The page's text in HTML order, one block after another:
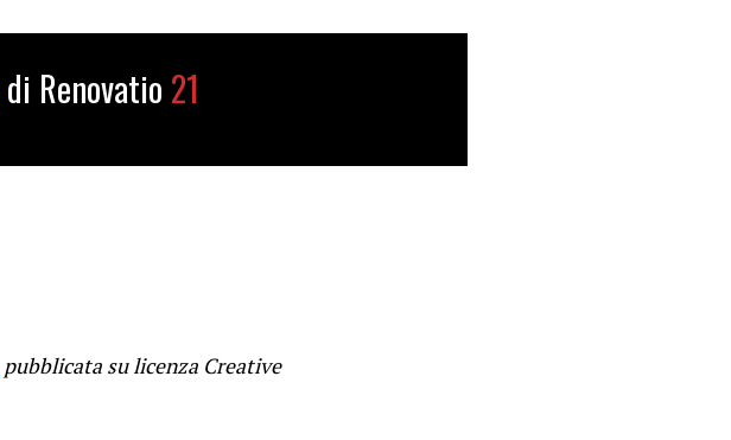
di Renovatio 21
pubblicata su licenza Creative